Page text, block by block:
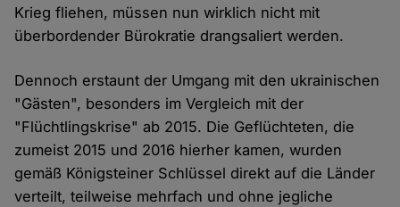
Krieg fliehen, müssen nun wirklich nicht mit
überbordender Bürokratie drangsaliert werden.
Dennoch erstaunt der Umgang mit den ukrainischen
"Gästen", besonders im Vergleich mit der
"Flüchtlingskrise" ab 2015. Die Geflüchteten, die
zumeist 2015 und 2016 hierher kamen, wurden
gemäß Königsteiner Schlüssel direkt auf die Länder
verteilt, teilweise mehrfach und ohne jegliche